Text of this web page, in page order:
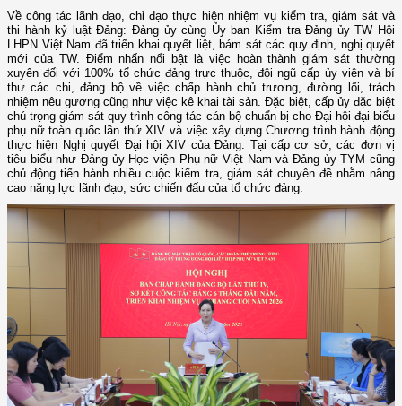
Về công tác lãnh đạo, chỉ đạo thực hiện nhiệm vụ kiểm tra, giám sát và
thi hành kỷ luật Đảng: Đảng ủy cùng Ủy ban Kiểm tra Đảng ủy TW Hội
LHPN Việt Nam đã triển khai quyết liệt, bám sát các quy định, nghị quyết
mới của TW. Điểm nhấn nổi bật là việc hoàn thành giám sát thường
xuyên đối với 100% tổ chức đảng trực thuộc, đội ngũ cấp ủy viên và bí
thư các chi, đảng bộ về việc chấp hành chủ trương, đường lối, trách
nhiệm nêu gương cũng như việc kê khai tài sản. Đặc biệt, cấp ủy đặc biệt
chú trọng giám sát quy trình công tác cán bộ chuẩn bị cho Đại hội đại biểu
phụ nữ toàn quốc lần thứ XIV và việc xây dựng Chương trình hành động
thực hiện Nghị quyết Đại hội XIV của Đảng. Tại cấp cơ sở, các đơn vị
tiêu biểu như Đảng ủy Học viện Phụ nữ Việt Nam và Đảng ủy TYM cũng
chủ động tiến hành nhiều cuộc kiểm tra, giám sát chuyên đề nhằm nâng
cao năng lực lãnh đạo, sức chiến đấu của tổ chức đảng.